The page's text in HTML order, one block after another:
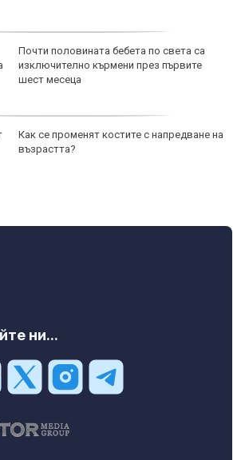
Почти половината бебета по света са
изключително кърмени през първите
шест месеца
Как се променят костите с напредване на
възрастта?
ни...